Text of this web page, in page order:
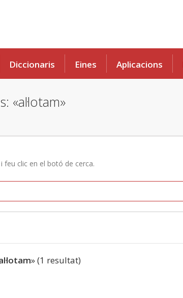
Diccionaris Eines Aplicacions
«al·lotam»
feu clic en el botó de cerca.
» (1 resultat)